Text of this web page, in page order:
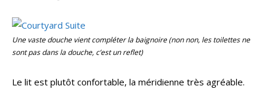
Une vaste douche vient compléter la baignoire (non non, les toilettes ne
sont pas dans la douche, c’est un reflet)
Le lit est plutôt confortable, la méridienne très agréable.